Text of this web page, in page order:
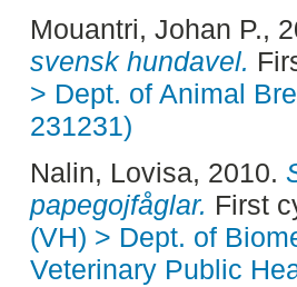
Mouantri, Johan P.,
svensk hundavel.
> Dept. of Animal
231231)
Nalin, Lovisa, 2010.
papegojfåglar. First
(VH) > Dept. of
Veterinary Public